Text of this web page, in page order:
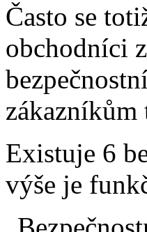
Často se
obchodníci
zákazníkům
Existuje 6
výše je